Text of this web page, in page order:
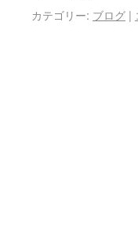
カテゴリー: ブログ |